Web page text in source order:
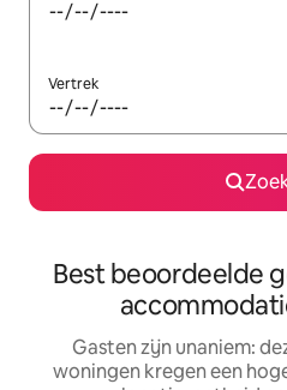
Vertrek
Best beoordeelde
Gasten zijn unaniem:
woningen kregen een